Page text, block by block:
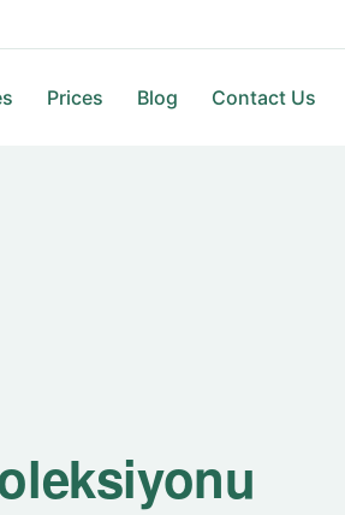
Prices Blog Contact Us